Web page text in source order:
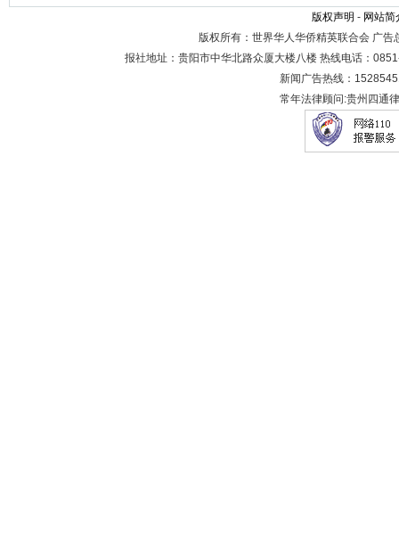
版权声明 - 网站简
版权所有：世界华人华侨精英联合会 广
报社地址：贵阳市中华北路众厦大楼八楼 热线电话：
新闻广告热线：
常年法律顾问:贵州四通